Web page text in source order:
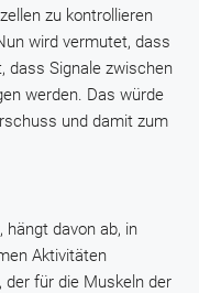
zu kontrollieren
wird vermutet, dass
dass Signale zwischen
werden. Das würde
und damit zum
davon ab, in
Aktivitäten
der für die Muskeln der